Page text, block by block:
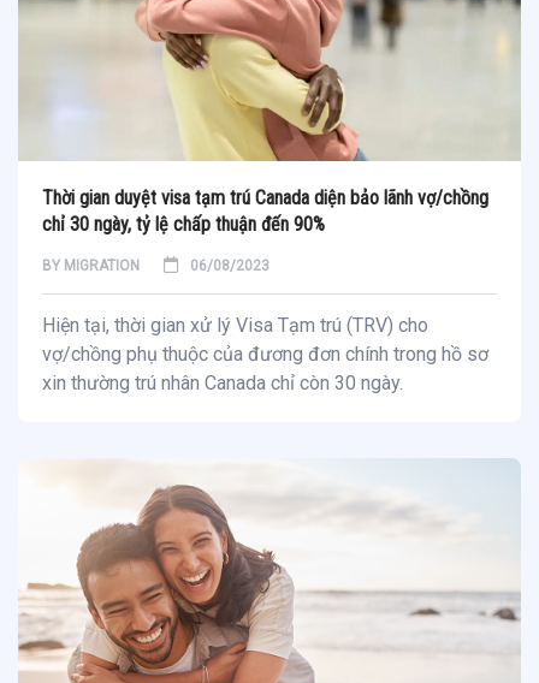
Thời gian duyệt visa tạm trú Canada diện bảo lãnh vợ/chồng
chỉ 30 ngày, tỷ lệ chấp thuận đến 90%
BY MIGRATION 06/08/2023
Hiện tại, thời gian xử lý Visa Tạm trú (TRV) cho
vợ/chồng phụ thuộc của đương đơn chính trong hồ sơ
xin thường trú nhân Canada chỉ còn 30 ngày.